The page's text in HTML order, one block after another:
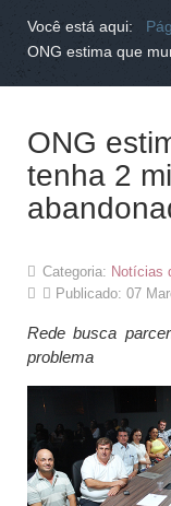
Você está aqui:
ONG estima que
ONG
tenha 2
Categoria: Notícias
Publicado: 07
Rede busca
problema